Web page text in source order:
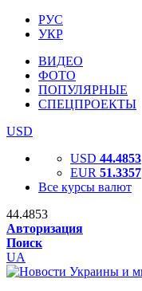
РУС
УКР
ВИДЕО
ФОТО
ПОПУЛЯРНЫЕ
СПЕЦПРОЕКТЫ
USD
USD 44.4853
EUR 51.3357
Все курсы валют
44.4853
Авторизация
Поиск
UA